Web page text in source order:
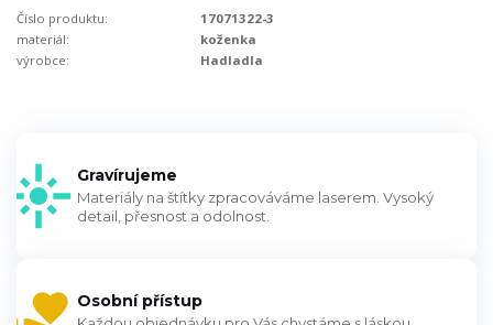
Číslo produktu:
17071322-3
materiál:
koženka
výrobce:
Hadladla
Gravírujeme
Materiály na štítky zpracováváme laserem. Vysoký
detail, přesnost a odolnost.
Osobní přístup